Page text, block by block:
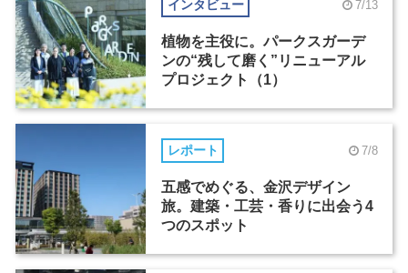
インタビュー 7/13
植物を主役に。パークスガーデ
ンの“残して磨く”リニューアル
プロジェクト（1）
レポート 7/8
五感でめぐる、金沢デザイン
旅。建築・工芸・香りに出会う4
つのスポット